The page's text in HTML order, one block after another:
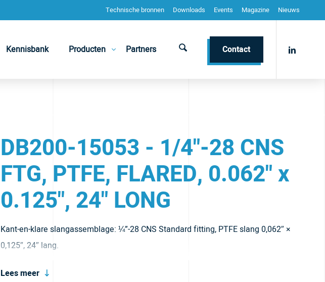
Technische bronnen Downloads Events Magazine Nieuws
Kennisbank Producten Partners Contact
DB200-15053 - 1/4"-28 CNS
FTG, PTFE, FLARED, 0.062" x
0.125", 24" LONG
Kant-en-klare slangassemblage: ¼”-28 CNS Standard fitting, PTFE slang 0,062″ ×
0,125″, 24″ lang.
Lees meer